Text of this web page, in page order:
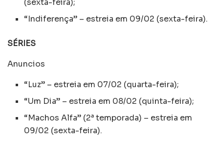
(sexta-feira);
“Indiferença” – estreia em 09/02 (sexta-feira).
SÉRIES
Anuncios
“Luz” – estreia em 07/02 (quarta-feira);
“Um Dia” – estreia em 08/02 (quinta-feira);
“Machos Alfa” (2ª temporada) – estreia em
09/02 (sexta-feira).